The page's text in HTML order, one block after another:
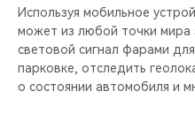
Используя мобильное
может из любой точки мира
световой сигнал фарами
парковке, отследить
о состоянии автомобиля и